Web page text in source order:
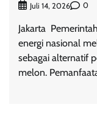
Juli 14, 2026 0
Jakarta 
energi nasional
sebagai alternatif
melon.